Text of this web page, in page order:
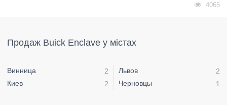
4065
Продаж Buick Enclave у містах
Винница
2
Киев
2
Львов
2
Черновцы
1